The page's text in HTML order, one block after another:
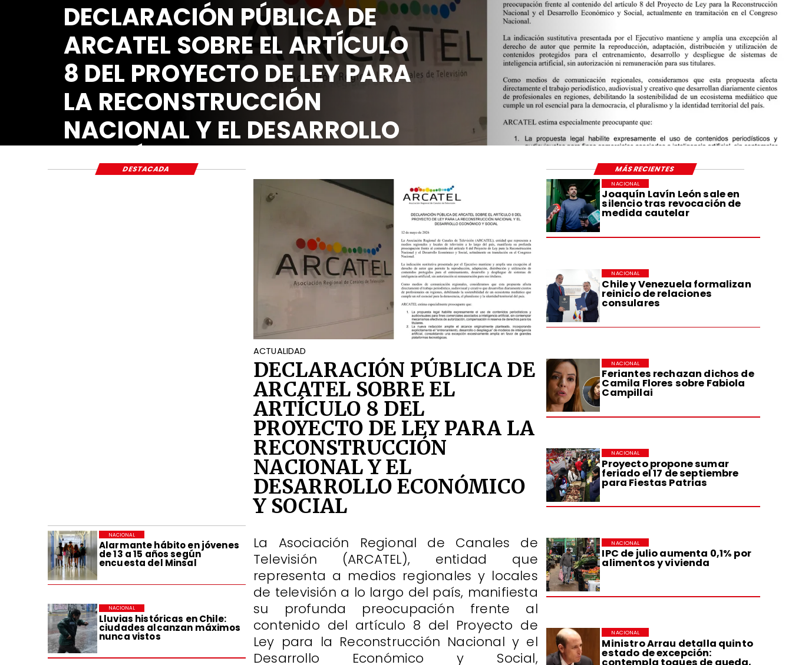
DECLARACIÓN PÚBLICA DE
ARCATEL SOBRE EL ARTÍCULO
8 DEL PROYECTO DE LEY PARA
LA RECONSTRUCCIÓN
NACIONAL Y EL DESARROLLO
ECONÓMICO Y SOCIAL
Joaquín Lavín León sale en
silencio tras revocación de
medida cautelar
NACIONAL
Chile y Venezuela formalizan
reinicio de relaciones
consulares
NACIONAL
Feriantes rechazan dichos de
Camila Flores sobre Fabiola
Campillai
NACIONAL
Proyecto propone sumar
feriado el 17 de septiembre
para Fiestas Patrias
NACIONAL
IPC de julio aumenta 0,1% por
alimentos y vivienda
NACIONAL
Ministro Arrau detalla quinto
estado de excepción:
contempla toques de queda,
NACIONAL
Alarmante hábito en jóvenes
de 13 a 15 años según
encuesta del Minsal
NACIONAL
Lluvias históricas en Chile:
ciudades alcanzan máximos
nunca vistos
NACIONAL
ACTUALIDAD
DECLARACIÓN PÚBLICA DE
ARCATEL SOBRE EL
ARTÍCULO 8 DEL
PROYECTO DE LEY PARA LA
RECONSTRUCCIÓN
NACIONAL Y EL
DESARROLLO ECONÓMICO
Y SOCIAL
La Asociación Regional de Canales de
Televisión (ARCATEL), entidad que
representa a medios regionales y locales
de televisión a lo largo del país, manifiesta
su profunda preocupación frente al
contenido del artículo 8 del Proyecto de
Ley para la Reconstrucción Nacional y el
Desarrollo Económico y Social,
DESTACADA MÁS RECIENTES